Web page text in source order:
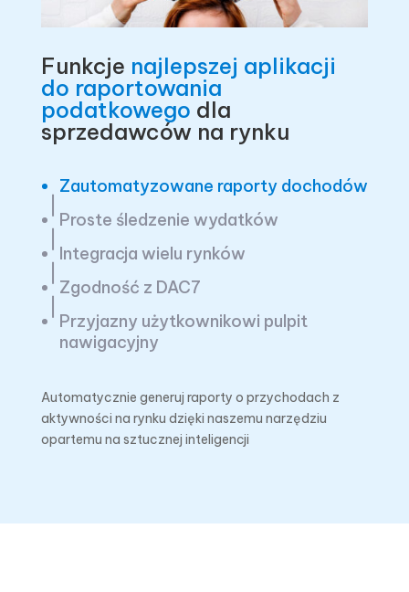
Funkcje najlepszej aplikacji
do raportowania
podatkowego dla
sprzedawców na rynku
Zautomatyzowane raporty dochodów
Proste śledzenie wydatków
Integracja wielu rynków
Zgodność z DAC7
Przyjazny użytkownikowi pulpit
nawigacyjny
Automatycznie generuj raporty o przychodach z
aktywności na rynku dzięki naszemu narzędziu
opartemu na sztucznej inteligencji